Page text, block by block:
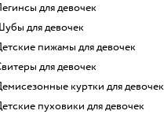
Легинсы для девочек
Шубы для девочек
Детские пижамы для девочек
Свитеры для девочек
Демисезонные куртки для девочек
Детские пуховики для девочек